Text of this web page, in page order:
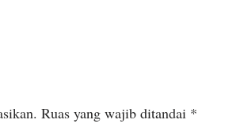
Ruas yang wajib ditandai *